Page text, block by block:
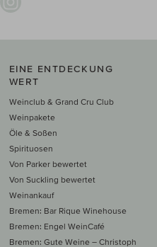
EINE ENTDECKUNG
WERT
Weinclub & Grand Cru Club
Weinpakete
Öle & Soßen
Spirituosen
Von Parker bewertet
Von Suckling bewertet
Weinankauf
Bremen: Bar Rique Winehouse
Bremen: Engel WeinCafé
Bremen: Gute Weine – Christoph